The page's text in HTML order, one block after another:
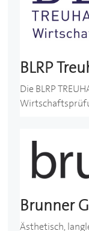
BLRP
Die BLRP
Brunner
Ästhetisch,